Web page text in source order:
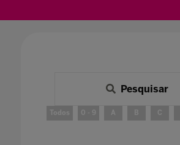
Pesquisar
Todos 0 - 9 A B C